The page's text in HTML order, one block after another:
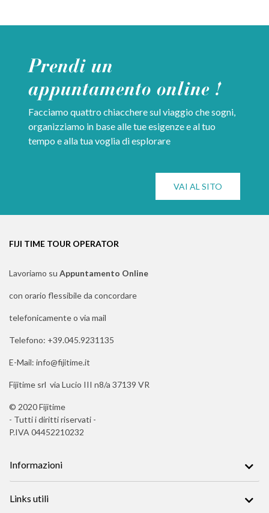
Prendi un
appuntamento online !
Facciamo quattro chiacchere sul viaggio che sogni,
organizziamo in base alle tue esigenze e al tuo
tempo e alla tua voglia di esplorare
VAI AL SITO
FIJI TIME TOUR OPERATOR
Lavoriamo su Appuntamento Online
con orario flessibile da concordare
telefonicamente o via mail
Telefono: +39.045.9231135
E-Mail: info@fijitime.it
Fijitime srl via Lucio III n8/a 37139 VR
© 2020 Fijitime
- Tutti i diritti riservati -
P.IVA 04452210232
Informazioni
Links utili